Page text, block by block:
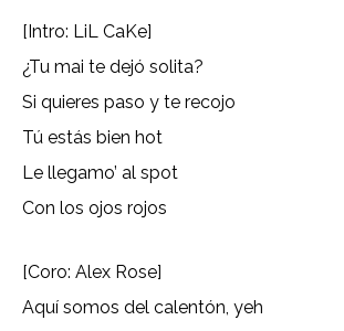
[Intro: LiL CaKe]
¿Tu mai te dejó solita?
Si quieres paso y te recojo
Tú estás bien hot
Le llegamo’ al spot
Con los ojos rojos
[Coro: Alex Rose]
Aquí somos del calentón, yeh